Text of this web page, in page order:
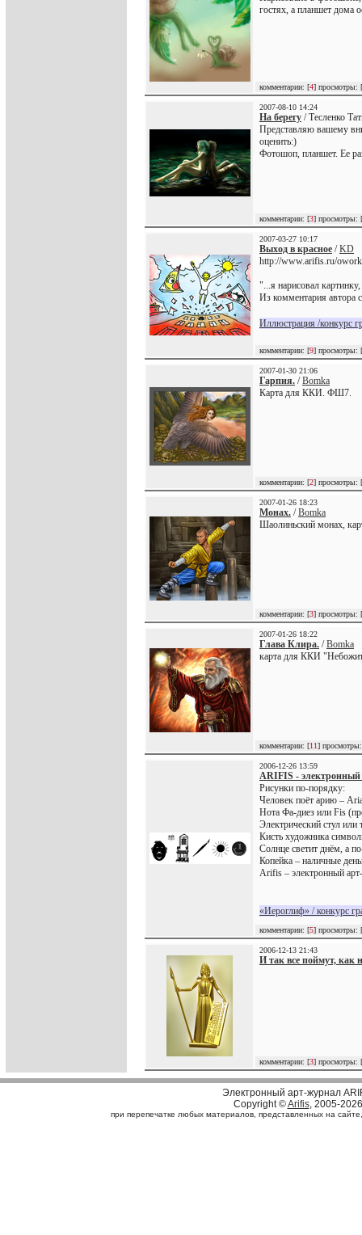
гостях, а планшет дома
комментарии: [4] просмотры: [
2007-08-10 14:24
На берегу / Тесленко
Представляю вашему
оценить:)
Фотошоп, планшет. Ее
комментарии: [3] просмотры: [
2007-03-27 10:17
Выход в красное /KD
http://www.arifis.ru/
"...я нарисовал
Из комментария автора
Иллюстрация /конкурс
комментарии: [9] просмотры: [
2007-01-30 21:06
Гарпия. /Bomka
Карта для ККИ. ФШ7.
комментарии: [2] просмотры: [
2007-01-26 18:23
Монах. /Bomka
Шаолиньский монах,
комментарии: [3] просмотры: [
2007-01-26 18:22
Глава Клира. /Bomka
карта для ККИ
комментарии: [11]
2006-12-26 13:59
ARIFIS -
Рисунки по-порядку:
Человек поёт арию –
Нота Фа-диез или Fis
Электрический стул или
Кисть художника
Солнце светит днём, а
Копейка – наличные
Arifis – электронный
«Иероглиф» / конкурс
комментарии: [5] просмотры: [
2006-12-13 21:43
И так все поймут, как
комментарии: [3] просмотры: [
Электронный арт-журнал
Copyright ©Arifis, 2005-2026
при перепечатке любых материалов, представленных на